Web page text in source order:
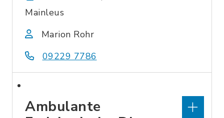
Mainleus
Marion Rohr
09229 7786
Ambulante